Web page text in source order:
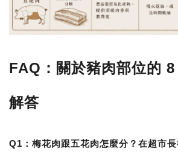
FAQ：關於豬肉部位的
解答
Q1：梅花肉跟五花肉怎麼分？在超市長